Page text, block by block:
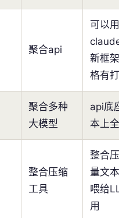
聚合api
可以
新框
格有
聚合多种
大模型
api底
本上
整合压缩
工具
整合
量文
喂给
用